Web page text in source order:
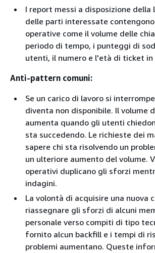
I report messi a disposizione della
delle parti interessate
operative come il volume delle
periodo di tempo, i punteggi di
utenti, il numero e l'età di ticket in
Anti-pattern comuni:
Se un carico di lavoro si
diventa non disponibile. Il volume
aumenta quando gli utenti
sta succedendo. Le richieste dei
sapere chi sta risolvendo un
un ulteriore aumento del volume.
operativi duplicano gli sforzi
indagini.
La volontà di acquisire una nuova
riassegnare gli sforzi di alcuni
personale verso compiti di tipo
fornito alcun backfill e i tempi di
problemi aumentano. Queste